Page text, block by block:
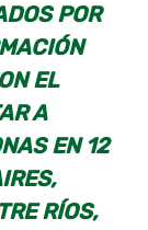
POR
EL
A
EN 12
RÍOS,